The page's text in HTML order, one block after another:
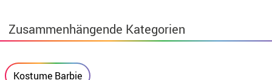
Zusammenhängende Kategorien
Kostume Barbie